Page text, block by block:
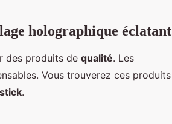
holographique éclatant
des produits de qualité. Les
Vous trouverez ces produits
stick.